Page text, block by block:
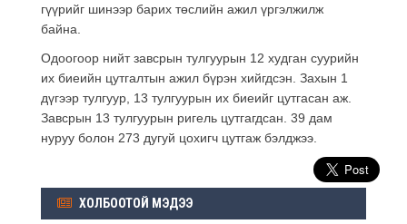
гүүрийг шинээр барих төслийн ажил үргэлжилж
байна.
Одоогоор нийт завсрын тулгуурын 12 худган суурийн
их биеийн цутгалтын ажил бүрэн хийгдсэн. Захын 1
дүгээр тулгуур, 13 тулгуурын их биеийг цутгасан аж.
Завсрын 13 тулгуурын ригель цутгагдсан. 39 дам
нуруу болон 273 дугуй цохигч цутгаж бэлджээ.
ХОЛБООТОЙ МЭДЭЭ